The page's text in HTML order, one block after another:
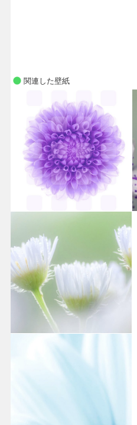
関連した壁紙